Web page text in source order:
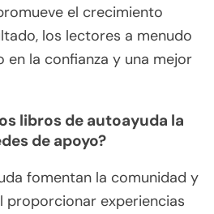
el crecimiento
los lectores a menudo
en la confianza y una mejor
libros de autoayuda la
de apoyo?
fomentan la comunidad y
proporcionar experiencias